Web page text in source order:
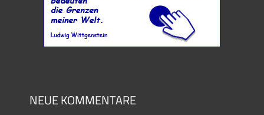
NEUE KOMMENTARE